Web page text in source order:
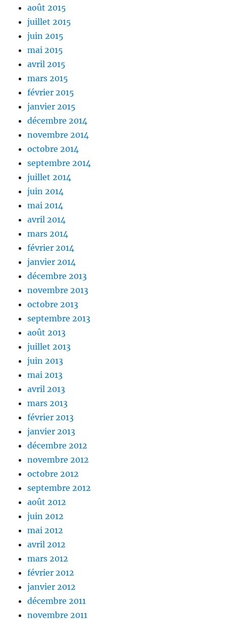
août 2015
juillet 2015
juin 2015
mai 2015
avril 2015
mars 2015
février 2015
janvier 2015
décembre 2014
novembre 2014
octobre 2014
septembre 2014
juillet 2014
juin 2014
mai 2014
avril 2014
mars 2014
février 2014
janvier 2014
décembre 2013
novembre 2013
octobre 2013
septembre 2013
août 2013
juillet 2013
juin 2013
mai 2013
avril 2013
mars 2013
février 2013
janvier 2013
décembre 2012
novembre 2012
octobre 2012
septembre 2012
août 2012
juin 2012
mai 2012
avril 2012
mars 2012
février 2012
janvier 2012
décembre 2011
novembre 2011